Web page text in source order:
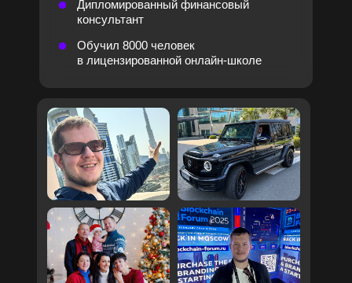
ИНВЕСТОР
5 эфиров интенсива
Домашние задания с кэшбэком
Презентации всех эфиров
Персональная консультация
по личному плану выхода
на пассивный доход
от специалиста школы
(телефонный разговор
до 20 минут)
Личный чат с куратором 1 на 1
Конспекты занятий с важными мыслями